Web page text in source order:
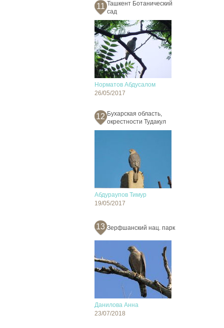
11 Ташкент Ботанический
сад
Норматов Абдусалом
26/05/2017
12 Бухарская область,
окрестности Тудакул
Абдураупов Тимур
19/05/2017
13 Зерфшанский нац. парк
Данилова Анна
23/07/2018